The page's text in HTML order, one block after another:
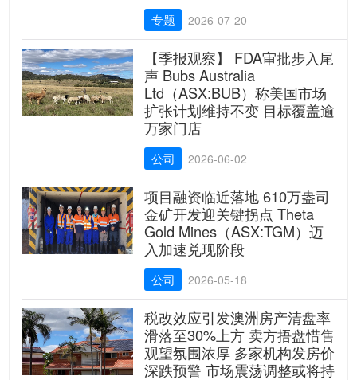
专题 2026-07-20
【季报观察】 FDA审批步入尾
声 Bubs Australia
Ltd（ASX:BUB）称美国市场
扩张计划维持不变 目标覆盖逾
万家门店
公司 2026-06-02
项目融资临近落地 610万盎司
金矿开发迎关键拐点 Theta
Gold Mines（ASX:TGM）迈
入加速兑现阶段
公司 2026-05-18
税改效应引发澳洲房产清盘率
滑落至30%上方 卖方捂盘惜售
观望氛围浓厚 多家机构发房价
深跌预警 市场震荡调整或将持